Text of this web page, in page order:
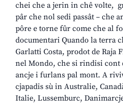
chei che a jerin in chê volte,
pâr che nol sedi passât – che
pôre e torne fûr come che al
documentari Quando la terra
Garlatti Costa, prodot de Raja
nel Mondo, che si rindisi
ancje i furlans pal mont. A
cjapadis sù in Australie,
Italie, Lussemburc,